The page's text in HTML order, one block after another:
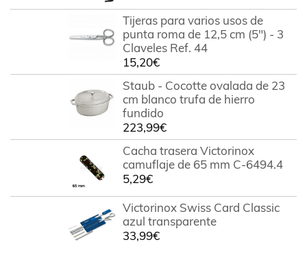
Tijeras para varios usos de
punta roma de 12,5 cm (5") - 3
Claveles Ref. 44
15,20€
Staub - Cocotte ovalada de 23
cm blanco trufa de hierro
fundido
223,99€
Cacha trasera Victorinox
camuflaje de 65 mm C-6494.4
5,29€
Victorinox Swiss Card Classic
azul transparente
33,99€